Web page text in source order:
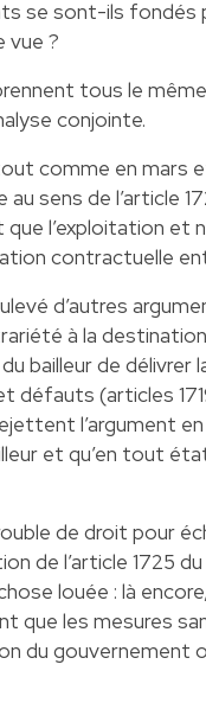
se sont-ils fondés
vue ?
tous le
conjointe.
comme en mars
sens de l’article
l’exploitation et
contractuelle
d’autres
à la
de délivrer
défauts (articles
l’argument
et qu’en tout
de droit pour
de l’article 1725
louée : là
que les mesures
du gouvernement